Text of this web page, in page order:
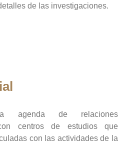
de las investigaciones.
agenda de relaciones
centros de estudios que
con las actividades de la